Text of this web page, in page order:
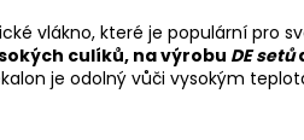
vlákno, které je populární pro
culíků, na výrobu DE setů
je odolný vůči vysokým